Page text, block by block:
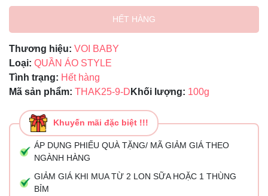
HẾT HÀNG
Thương hiệu: VOI BABY
Loại: QUẦN ÁO STYLE
Tình trạng: Hết hàng
Mã sản phẩm: THAK25-9-D Khối lượng: 100g
Khuyến mãi đặc biệt !!!
ÁP DỤNG PHIẾU QUÀ TẶNG/ MÃ GIẢM GIÁ THEO
NGÀNH HÀNG
GIẢM GIÁ KHI MUA TỪ 2 LON SỮA HOẶC 1 THÙNG
BỈM